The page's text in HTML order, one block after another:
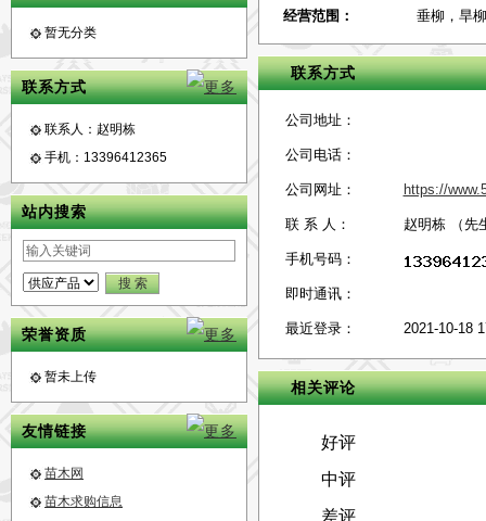
暂无分类
联系方式
联系人：赵明栋
手机：13396412365
站内搜索
荣誉资质
暂未上传
友情链接
苗木网
苗木求购信息
经营范围：
垂柳，旱
联系方式
公司地址：
公司电话：
公司网址： https://
联 系 人： 赵明栋 （先
手机号码：
即时通讯：
最近登录： 2021-10-18
相关评论